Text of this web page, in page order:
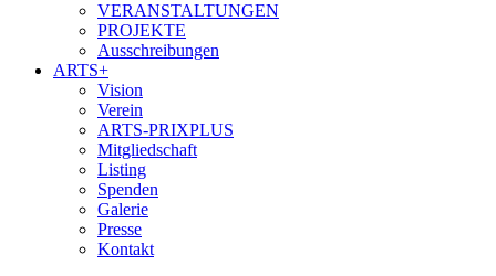
VERANSTALTUNGEN
PROJEKTE
Ausschreibungen
ARTS+
Vision
Verein
ARTS-PRIXPLUS
Mitgliedschaft
Listing
Spenden
Galerie
Presse
Kontakt